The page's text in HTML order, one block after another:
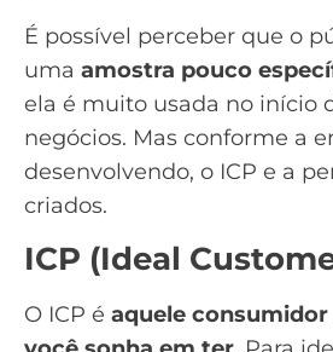
É possível perceber que o
uma amostra pouco
ela é muito usada no início
negócios. Mas conforme a
desenvolvendo, o ICP e a
criados.
ICP (Ideal
O ICP é aquele